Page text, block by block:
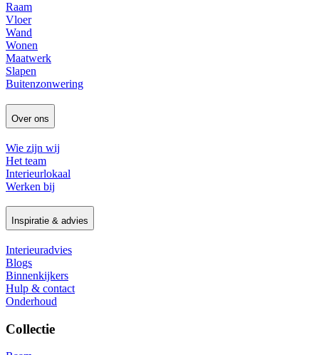
Raam
Vloer
Wand
Wonen
Maatwerk
Slapen
Buitenzonwering
Over ons
Wie zijn wij
Het team
Interieurlokaal
Werken bij
Inspiratie & advies
Interieuradvies
Blogs
Binnenkijkers
Hulp & contact
Onderhoud
Collectie